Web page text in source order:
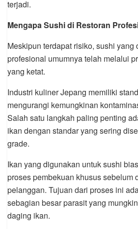
terjadi.
Mengapa Sushi di Restoran
Meskipun terdapat risiko, sushi yang
profesional umumnya telah melalui
yang ketat.
Industri kuliner Jepang memiliki
mengurangi kemungkinan
Salah satu langkah paling penting
ikan dengan standar yang sering
grade.
Ikan yang digunakan untuk sushi
proses pembekuan khusus sebelum
pelanggan. Tujuan dari proses ini
sebagian besar parasit yang
daging ikan.